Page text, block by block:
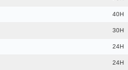
40H
30H
24H
24H